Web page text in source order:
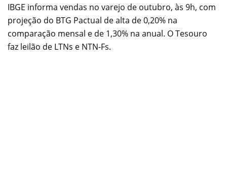
IBGE informa vendas no varejo de outubro, às 9h, com
projeção do BTG Pactual de alta de 0,20% na
comparação mensal e de 1,30% na anual. O Tesouro
faz leilão de LTNs e NTN-Fs.